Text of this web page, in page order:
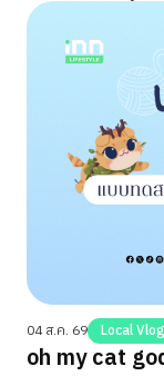
04 ส.ค. 69 Local Vlog
oh my cat